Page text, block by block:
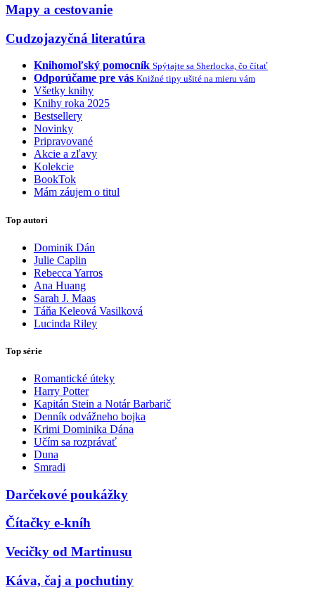
Mapy a cestovanie
Cudzojazyčná literatúra
Knihomoľský pomocník Spýtajte sa Sherlocka, čo čítať
Odporúčame pre vás Knižné tipy ušité na mieru vám
Všetky knihy
Knihy roka 2025
Bestsellery
Novinky
Pripravované
Akcie a zľavy
Kolekcie
BookTok
Mám záujem o titul
Top autori
Dominik Dán
Julie Caplin
Rebecca Yarros
Ana Huang
Sarah J. Maas
Táňa Keleová Vasilková
Lucinda Riley
Top série
Romantické úteky
Harry Potter
Kapitán Stein a Notár Barbarič
Denník odvážneho bojka
Krimi Dominika Dána
Učím sa rozprávať
Duna
Smradi
Darčekové poukážky
Čítačky e-kníh
Vecičky od Martinusu
Káva, čaj a pochutiny